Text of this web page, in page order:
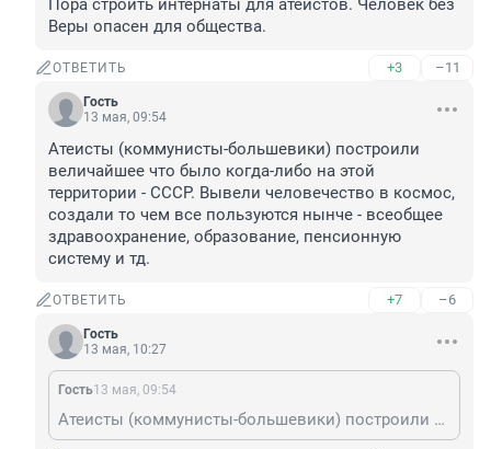
Пора строить интернаты для атеистов. Человек без
Веры опасен для общества.
ОТВЕТИТЬ +3 –11
Гость
13 мая, 09:54
Атеисты (коммунисты-большевики) построили
величайшее что было когда-либо на этой
территории - СССР. Вывели человечество в космос,
создали то чем все пользуются нынче - всеобщее
здравоохранение, образование, пенсионную
систему и тд.
ОТВЕТИТЬ +7 –6
Гость
13 мая, 10:27
Гость13 мая, 09:54
Атеисты (коммунисты-большевики) построили величайшее что было когда-либо на этой территории - СССР. Вывели человечество в космос, создали то чем все пользуются нынче - всеобщее здравоохранение, образование, пенсионную систему и тд.